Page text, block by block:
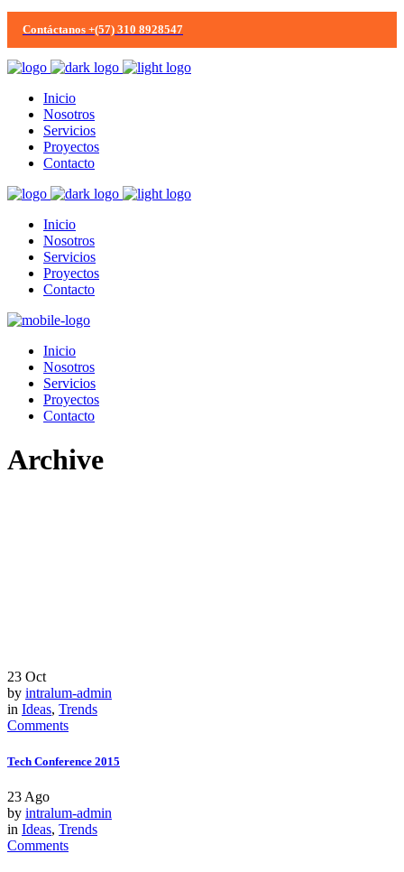
Contáctanos +(57) 310 8928547
Inicio
Nosotros
Servicios
Proyectos
Contacto
Inicio
Nosotros
Servicios
Proyectos
Contacto
Inicio
Nosotros
Servicios
Proyectos
Contacto
Archive
23 Oct
by intralum-admin
in Ideas, Trends
Comments
Tech Conference 2015
23 Ago
by intralum-admin
in Ideas, Trends
Comments